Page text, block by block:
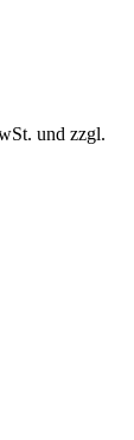
und zzgl.